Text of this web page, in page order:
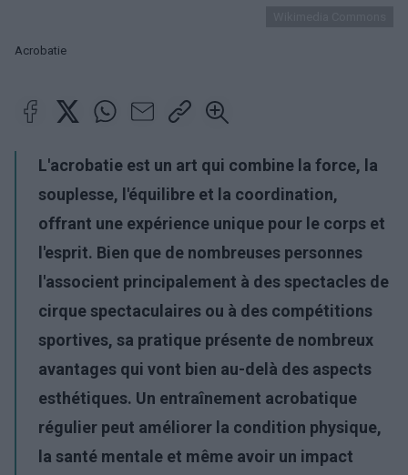
Acrobatie
L'acrobatie est un art qui combine la force, la
souplesse, l'équilibre et la coordination,
offrant une expérience unique pour le corps et
l'esprit. Bien que de nombreuses personnes
l'associent principalement à des spectacles de
cirque spectaculaires ou à des compétitions
sportives, sa pratique présente de nombreux
avantages qui vont bien au-delà des aspects
esthétiques. Un entraînement acrobatique
régulier peut améliorer la condition physique,
la santé mentale et même avoir un impact